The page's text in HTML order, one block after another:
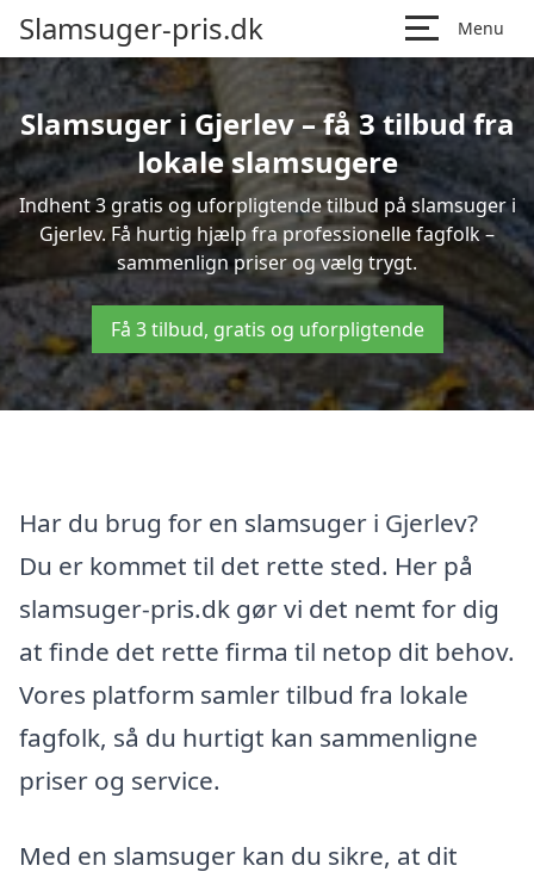
Slamsuger-pris.dk Menu
Slamsuger i Gjerlev – få 3 tilbud fra
lokale slamsugere
Indhent 3 gratis og uforpligtende tilbud på slamsuger i
Gjerlev. Få hurtig hjælp fra professionelle fagfolk –
sammenlign priser og vælg trygt.
Få 3 tilbud, gratis og uforpligtende
Har du brug for en slamsuger i Gjerlev?
Du er kommet til det rette sted. Her på
slamsuger-pris.dk gør vi det nemt for dig
at finde det rette firma til netop dit behov.
Vores platform samler tilbud fra lokale
fagfolk, så du hurtigt kan sammenligne
priser og service.
Med en slamsuger kan du sikre, at dit